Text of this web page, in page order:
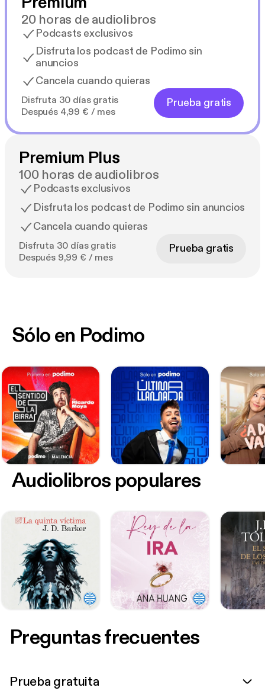
20 horas de audiolibros
Podcasts exclusivos
Disfruta los podcast de Podimo sin
anuncios
Cancela cuando quieras
Disfruta 30 días gratis
Después 4,99 € / mes
Prueba gratis
Premium Plus
100 horas de audiolibros
Podcasts exclusivos
Disfruta los podcast de Podimo sin anuncios
Cancela cuando quieras
Disfruta 30 días gratis
Después 9,99 € / mes
Prueba gratis
Sólo en Podimo
Audiolibros populares
Preguntas frecuentes
Prueba gratuita